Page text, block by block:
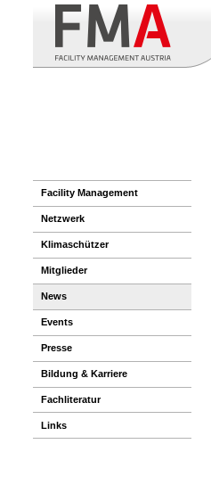
Facility Management
Netzwerk
Klimaschützer
Mitglieder
News
Events
Presse
Bildung & Karriere
Fachliteratur
Links